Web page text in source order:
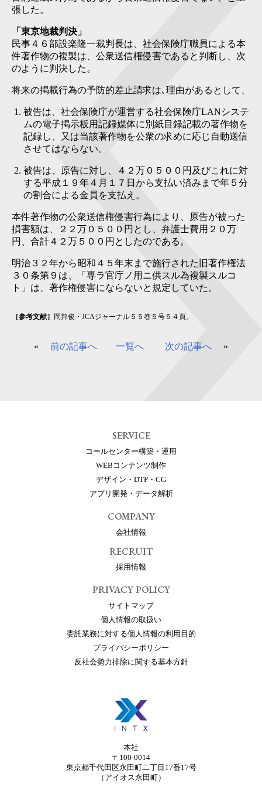
張した。
「東京地裁判決」
民事４６部設楽隆一裁判長は、社会保険庁職員による本
件著作物の複製は、公衆送信権侵害であると判断し、次
のように判決した。
将来の掲載行為の予防的差止請求は､理由があるとして、
被告は、社会保険庁が運営する社会保険庁LANシステ
ムの電子掲示板用記録媒体に別紙目録記載の著作物を
記録し、又は当該著作物を公衆の求めに応じ自動送信
させてはならない。
被告は、原告に対し、４２万０５００円及びこれに対
する平成１９年４月１７日から支払い済みまで年５分
の割合による金員を支払え。
本件著作物の公衆送信権侵害行為により、原告が被った
損害額は、２２万０５００円とし、弁護士費用２０万
円、合計４２万５００円としたのである。
明治３２年から昭和４５年末まで施行された旧著作権法
３０条第９は、「専ラ官庁ノ用ニ供スル為複製スルコ
ト」は、著作権侵害にならないと規定していた。
［参考文献］ 岡邦俊・JCAジャーナル５５巻５号５４頁。
« 前の記事へ 一覧へ 次の記事へ »
SERVICE
コールセンター構築・運用
WEBコンテンツ制作
デザイン・DTP・CG
アプリ開発・データ解析
COMPANY
会社情報
RECRUIT
採用情報
PRIVACY POLICY
サイトマップ
個人情報の取扱い
委託業務に対する個人情報の利用目的
プライバシーポリシー
反社会勢力排除に関する基本方針
本社
〒100-0014
東京都千代田区永田町二丁目17番17号
（アイオス永田町）